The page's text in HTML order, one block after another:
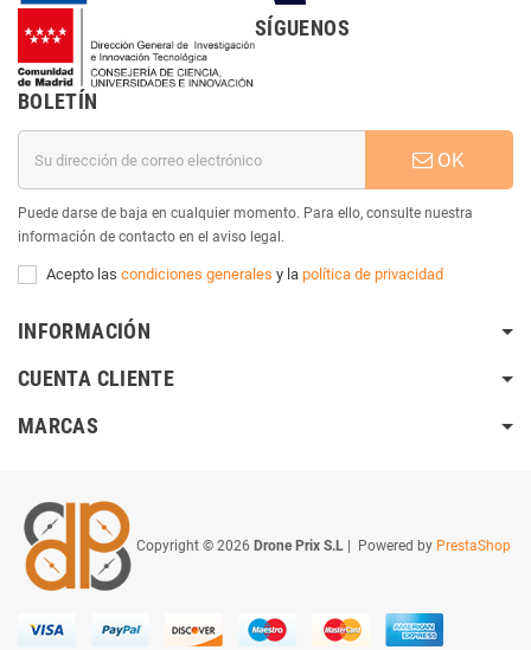
SÍGUENOS
BOLETÍN
OK
Puede darse de baja en cualquier momento. Para ello, consulte nuestra
información de contacto en el aviso legal.
Acepto las condiciones generales y la política de privacidad
INFORMACIÓN
CUENTA CLIENTE
MARCAS
Copyright © 2026 Drone Prix S.L | Powered by PrestaShop